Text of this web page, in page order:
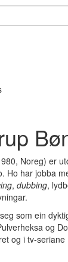
Noreg) er
Ho har jobba
, dubbing,
som ein
og
og i tv-